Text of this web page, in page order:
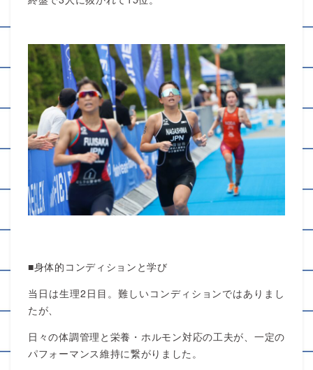
■身体的コンディションと学び
当日は生理2日目。難しいコンディションではありまし
たが、
日々の体調管理と栄養・ホルモン対応の工夫が、一定の
パフォーマンス維持に繋がりました。